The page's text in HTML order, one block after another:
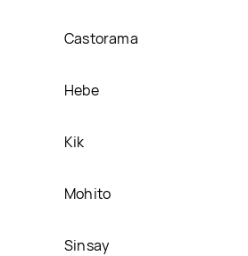
Castorama
Hebe
Kik
Mohito
Sinsay